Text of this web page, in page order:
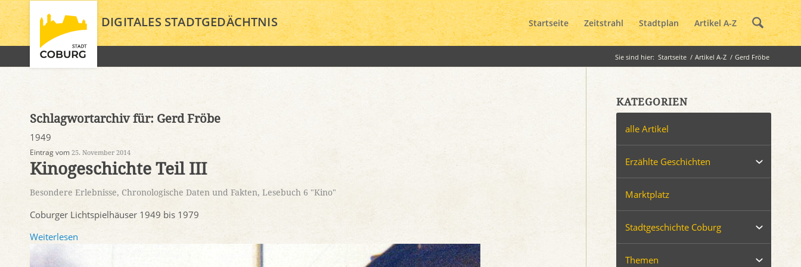
DIGITALES STADTGEDÄCHTNIS Startseite Zeitstrahl Stadtplan Artikel A-Z
Sie sind hier: Startseite / Artikel A-Z / Gerd Fröbe
Schlagwortarchiv für: Gerd Fröbe
1949
Eintrag vom 25. November 2014
Kinogeschichte Teil III
Besondere Erlebnisse, Chronologische Daten und Fakten, Lesebuch 6 "Kino"
Coburger Lichtspielhäuser 1949 bis 1979
Weiterlesen
KATEGORIEN
alle Artikel
Erzählte Geschichten
Marktplatz
Stadtgeschichte Coburg
Themen